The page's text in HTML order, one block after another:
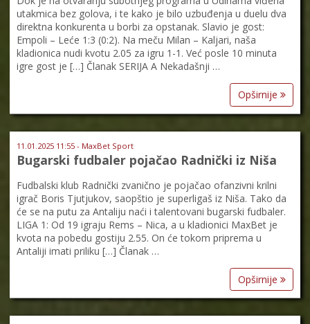
utakmica bez golova, i te kako je bilo uzbuđenja u duelu dva
direktna konkurenta u borbi za opstanak. Slavio je gost:
Empoli – Leće 1:3 (0:2). Na meču Milan – Kaljari, naša
kladionica nudi kvotu 2.05 za igru 1-1. Već posle 10 minuta
igre gost je […] Članak SERIJA A Nekadašnji …
Opširnije
11.01.2025 11:55 - MaxBet Sport
Bugarski fudbaler pojačao Radnički iz Niša
Fudbalski klub Radnički zvanično je pojačao ofanzivni krilni
igrač Boris Tjutjukov, saopštio je superligaš iz Niša. Tako da
će se na putu za Antaliju naći i talentovani bugarski fudbaler.
LIGA 1: Od 19 igraju Rems – Nica, a u kladionici MaxBet je
kvota na pobedu gostiju 2.55. On će tokom priprema u
Antaliji imati priliku […] Članak …
Opširnije